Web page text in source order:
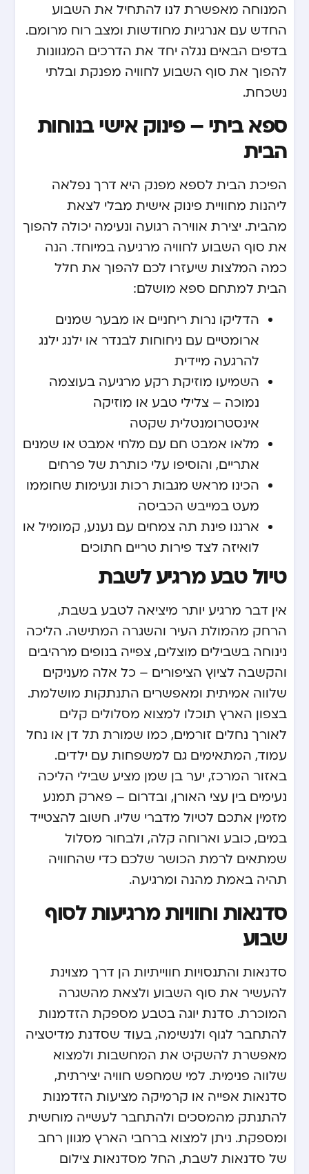
המנוחה מאפשרת לנו להתחיל את השבוע
החדש עם אנרגיות מחודשות ומצב רוח מרומם.
בדפים הבאים נגלה יחד את הדרכים המגוונות
להפוך את סוף השבוע לחוויה מפנקת ובלתי
נשכחת.
ספא ביתי – פינוק אישי בנוחות
הבית
הפיכת הבית לספא מפנק היא דרך נפלאה
ליהנות מחוויית פינוק אישית מבלי לצאת
מהבית. יצירת אווירה רגועה ונעימה יכולה להפוך
את סוף השבוע לחוויה מרגיעה במיוחד. הנה
כמה המלצות שיעזרו לכם להפוך את חלל
הבית למתחם ספא מושלם:
הדליקו נרות ריחניים או מבער שמנים
ארומטיים עם ניחוחות לבנדר או ילנג ילנג
להרגעה מיידית
השמיעו מוזיקת רקע מרגיעה בעוצמה
נמוכה – צלילי טבע או מוזיקה
אינסטרומנטלית שקטה
מלאו אמבט חם עם מלחי אמבט או שמנים
אתריים, והוסיפו עלי כותרת של פרחים
הכינו מראש מגבות רכות ונעימות שחוממו
מעט במייבש הכביסה
ארגנו פינת תה צמחים עם נענע, קמומיל או
לואיזה לצד פירות טריים חתוכים
טיול טבע מרגיע לשבת
אין דבר מרגיע יותר מיציאה לטבע בשבת,
הרחק מהמולת העיר והשגרה המתישה. הליכה
נינוחה בשבילים מוצלים, צפייה בנופים מרהיבים
והקשבה לציוץ הציפורים – כל אלה מעניקים
שלווה אמיתית ומאפשרים התנתקות מושלמת.
בצפון הארץ תוכלו למצוא מסלולים קלים
לאורך נחלים זורמים, כמו שמורת תל דן או נחל
עמוד, המתאימים גם למשפחות עם ילדים.
באזור המרכז, יער בן שמן מציע שבילי הליכה
נעימים בין עצי האורן, ובדרום – פארק תמנע
מזמין אתכם לטיול מדברי שליו. חשוב להצטייד
במים, כובע וארוחה קלה, ולבחור מסלול
שמתאים לרמת הכושר שלכם כדי שהחוויה
תהיה באמת מהנה ומרגיעה.
סדנאות וחוויות מרגיעות לסוף
שבוע
סדנאות והתנסויות חווייתיות הן דרך מצוינת
להעשיר את סוף השבוע ולצאת מהשגרה
המוכרת. סדנת יוגה בטבע מספקת הזדמנות
להתחבר לגוף ולנשימה, בעוד שסדנת מדיטציה
מאפשרת להשקיט את המחשבות ולמצוא
שלווה פנימית. למי שמחפש חוויה יצירתית,
סדנאות אפייה או קרמיקה מציעות הזדמנות
להתנתק מהמסכים ולהתחבר לעשייה מוחשית
ומספקת. ניתן למצוא ברחבי הארץ מגוון רחב
של סדנאות לשבת, החל מסדנאות צילום